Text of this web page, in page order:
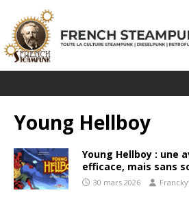
Young Hellboy
Young Hellboy : une
efficace, mais sans
30 mars 2026